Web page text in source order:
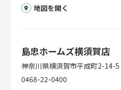
地図を開く
島忠ホームズ横須賀店
神奈川県横須賀市平成町2-14-5
0468-22-0400